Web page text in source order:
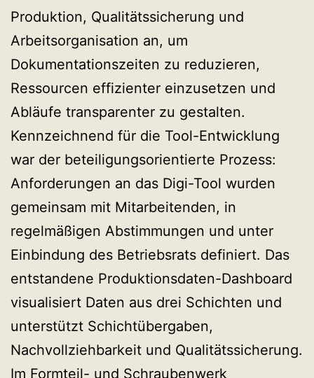
Produktion, Qualitätssicherung und
Arbeitsorganisation an, um
Dokumentationszeiten zu reduzieren,
Ressourcen effizienter einzusetzen und
Abläufe transparenter zu gestalten.
Kennzeichnend für die Tool-Entwicklung
war der beteiligungsorientierte Prozess:
Anforderungen an das Digi-Tool wurden
gemeinsam mit Mitarbeitenden, in
regelmäßigen Abstimmungen und unter
Einbindung des Betriebsrats definiert. Das
entstandene Produktionsdaten-Dashboard
visualisiert Daten aus drei Schichten und
unterstützt Schichtübergaben,
Nachvollziehbarkeit und Qualitätssicherung.
Im Formteil- und Schraubenwerk